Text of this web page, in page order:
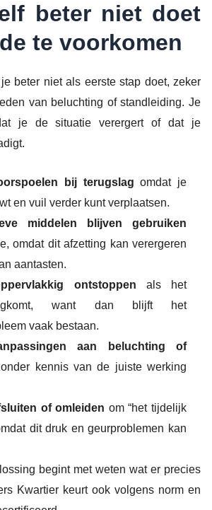
beter niet doet
te voorkomen
beter niet als eerste stap doet, zeker
van beluchting of standleiding. Je
je de situatie verergert of dat je
bij terugslag omdat je
en vuil verder kunt verplaatsen.
middelen blijven gebruiken
omdat dit afzetting kan verergeren
aantasten.
ontstoppen als het
want dan blijft het
vaak bestaan.
aan beluchting of
kennis van de juiste werking
of omleiden om “het tijdelijk
dit druk en geurproblemen kan
begint met weten wat er precies
Kwartier keurt ook volgens norm en